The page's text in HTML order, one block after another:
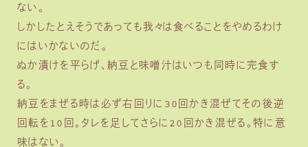
ない。
しかしたとえそうであっても我々は食べることをやめるわけ
にはいかないのだ。
ぬか漬けを平らげ、納豆と味噌汁はいつも同時に完食す
る。
納豆をまぜる時は必ず右回りに30回かき混ぜてその後逆
回転を10回。タレを足してさらに20回かき混ぜる。特に意
味はない。